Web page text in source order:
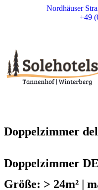
Nordhäuser
+49
Doppelzimmer
Doppelzimmer
Größe: > 24m² |